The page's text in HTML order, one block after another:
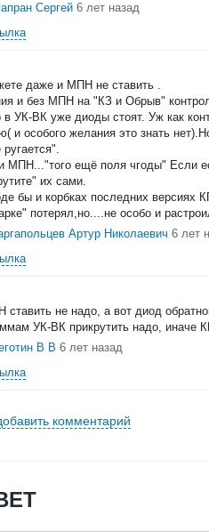
Сергей 6 лет назад
даже и МПН не ставить .
и без МПН на "КЗ и Обрыв"
в УК-ВК уже диоды стоят. Уж как
и особого желания это знать
ругается".
МПН..."того ещё поля чгоды" Если
их сами.
бы и корбках последних
потерял,но....не особо и
Артур Николаевич 6 лет
ставить не надо, а вот диод
УК-ВК прикрутить надо, иначе
В В 6 лет назад
комментарий